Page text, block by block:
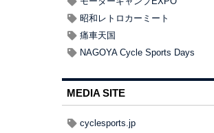
昭和レトロカーミート
痛車天国
NAGOYA Cycle Sports Days
MEDIA SITE
cyclesports.jp